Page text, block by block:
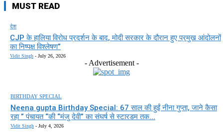
MUST READ
देश
CJP के हालिया विरोध प्रदर्शन के बाद, मोदी सरकार के दौरान हुए प्रमुख आंदोलनों
का निष्पक्ष विश्लेषण”
Vidit Singh - July 26, 2026
- Advertisement -
BIRTHDAY SPECIAL
Neena gupta Birthday Special: 67 साल की हुईं नीना गुप्ता, जाने कैसा
रहा ” पंचायत “की “मंजु देवी” का संघर्ष से स्टारडम तक...
Vidit Singh - July 4, 2026